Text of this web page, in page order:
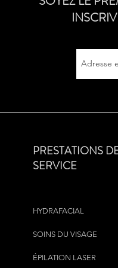
PRESTATIONS
SERVICE
HYDRAFACIAL
SOINS DU VISAGE
ÉPILATION LASER